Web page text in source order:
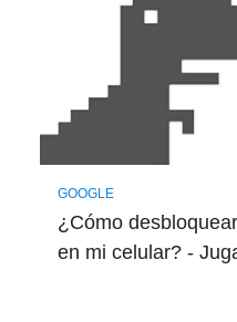
GOOGLE
¿Cómo
en mi celular? -